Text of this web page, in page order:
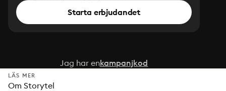
Starta erbjudandet
Jag har enkampanjkod
LÄS MER
Om Storytel